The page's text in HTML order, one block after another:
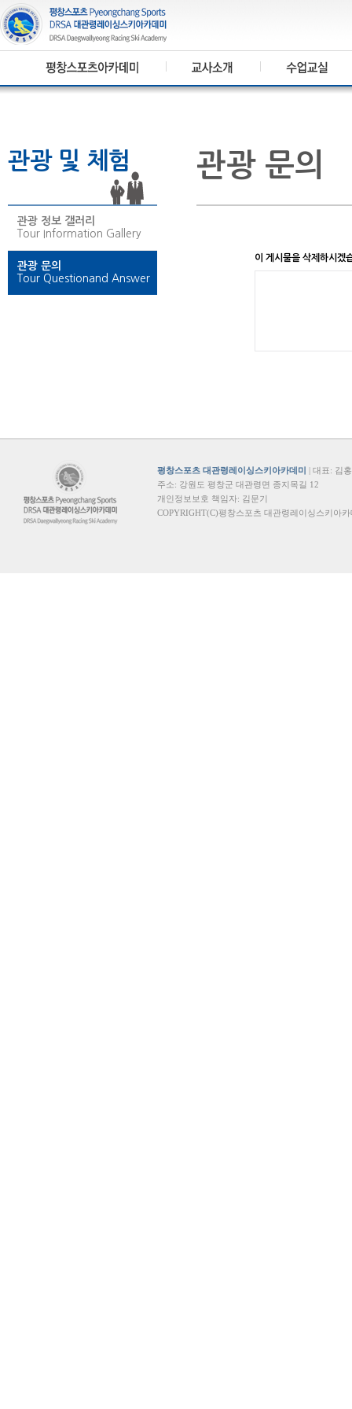
관광 및 체험
관광 정보 갤러리
Tour Information Gallery
관광 문의
Tour Questionand Answer
관광 문의
이 게시물을 삭제하시겠
평창스포츠 대관령레이싱스키아카데미 | 대표: 김
주소: 강원도 평창군 대관령면 종지목길 12
개인정보보호 책임자: 김문기
COPYRIGHT(C)평창스포츠 대관령레이싱스키아